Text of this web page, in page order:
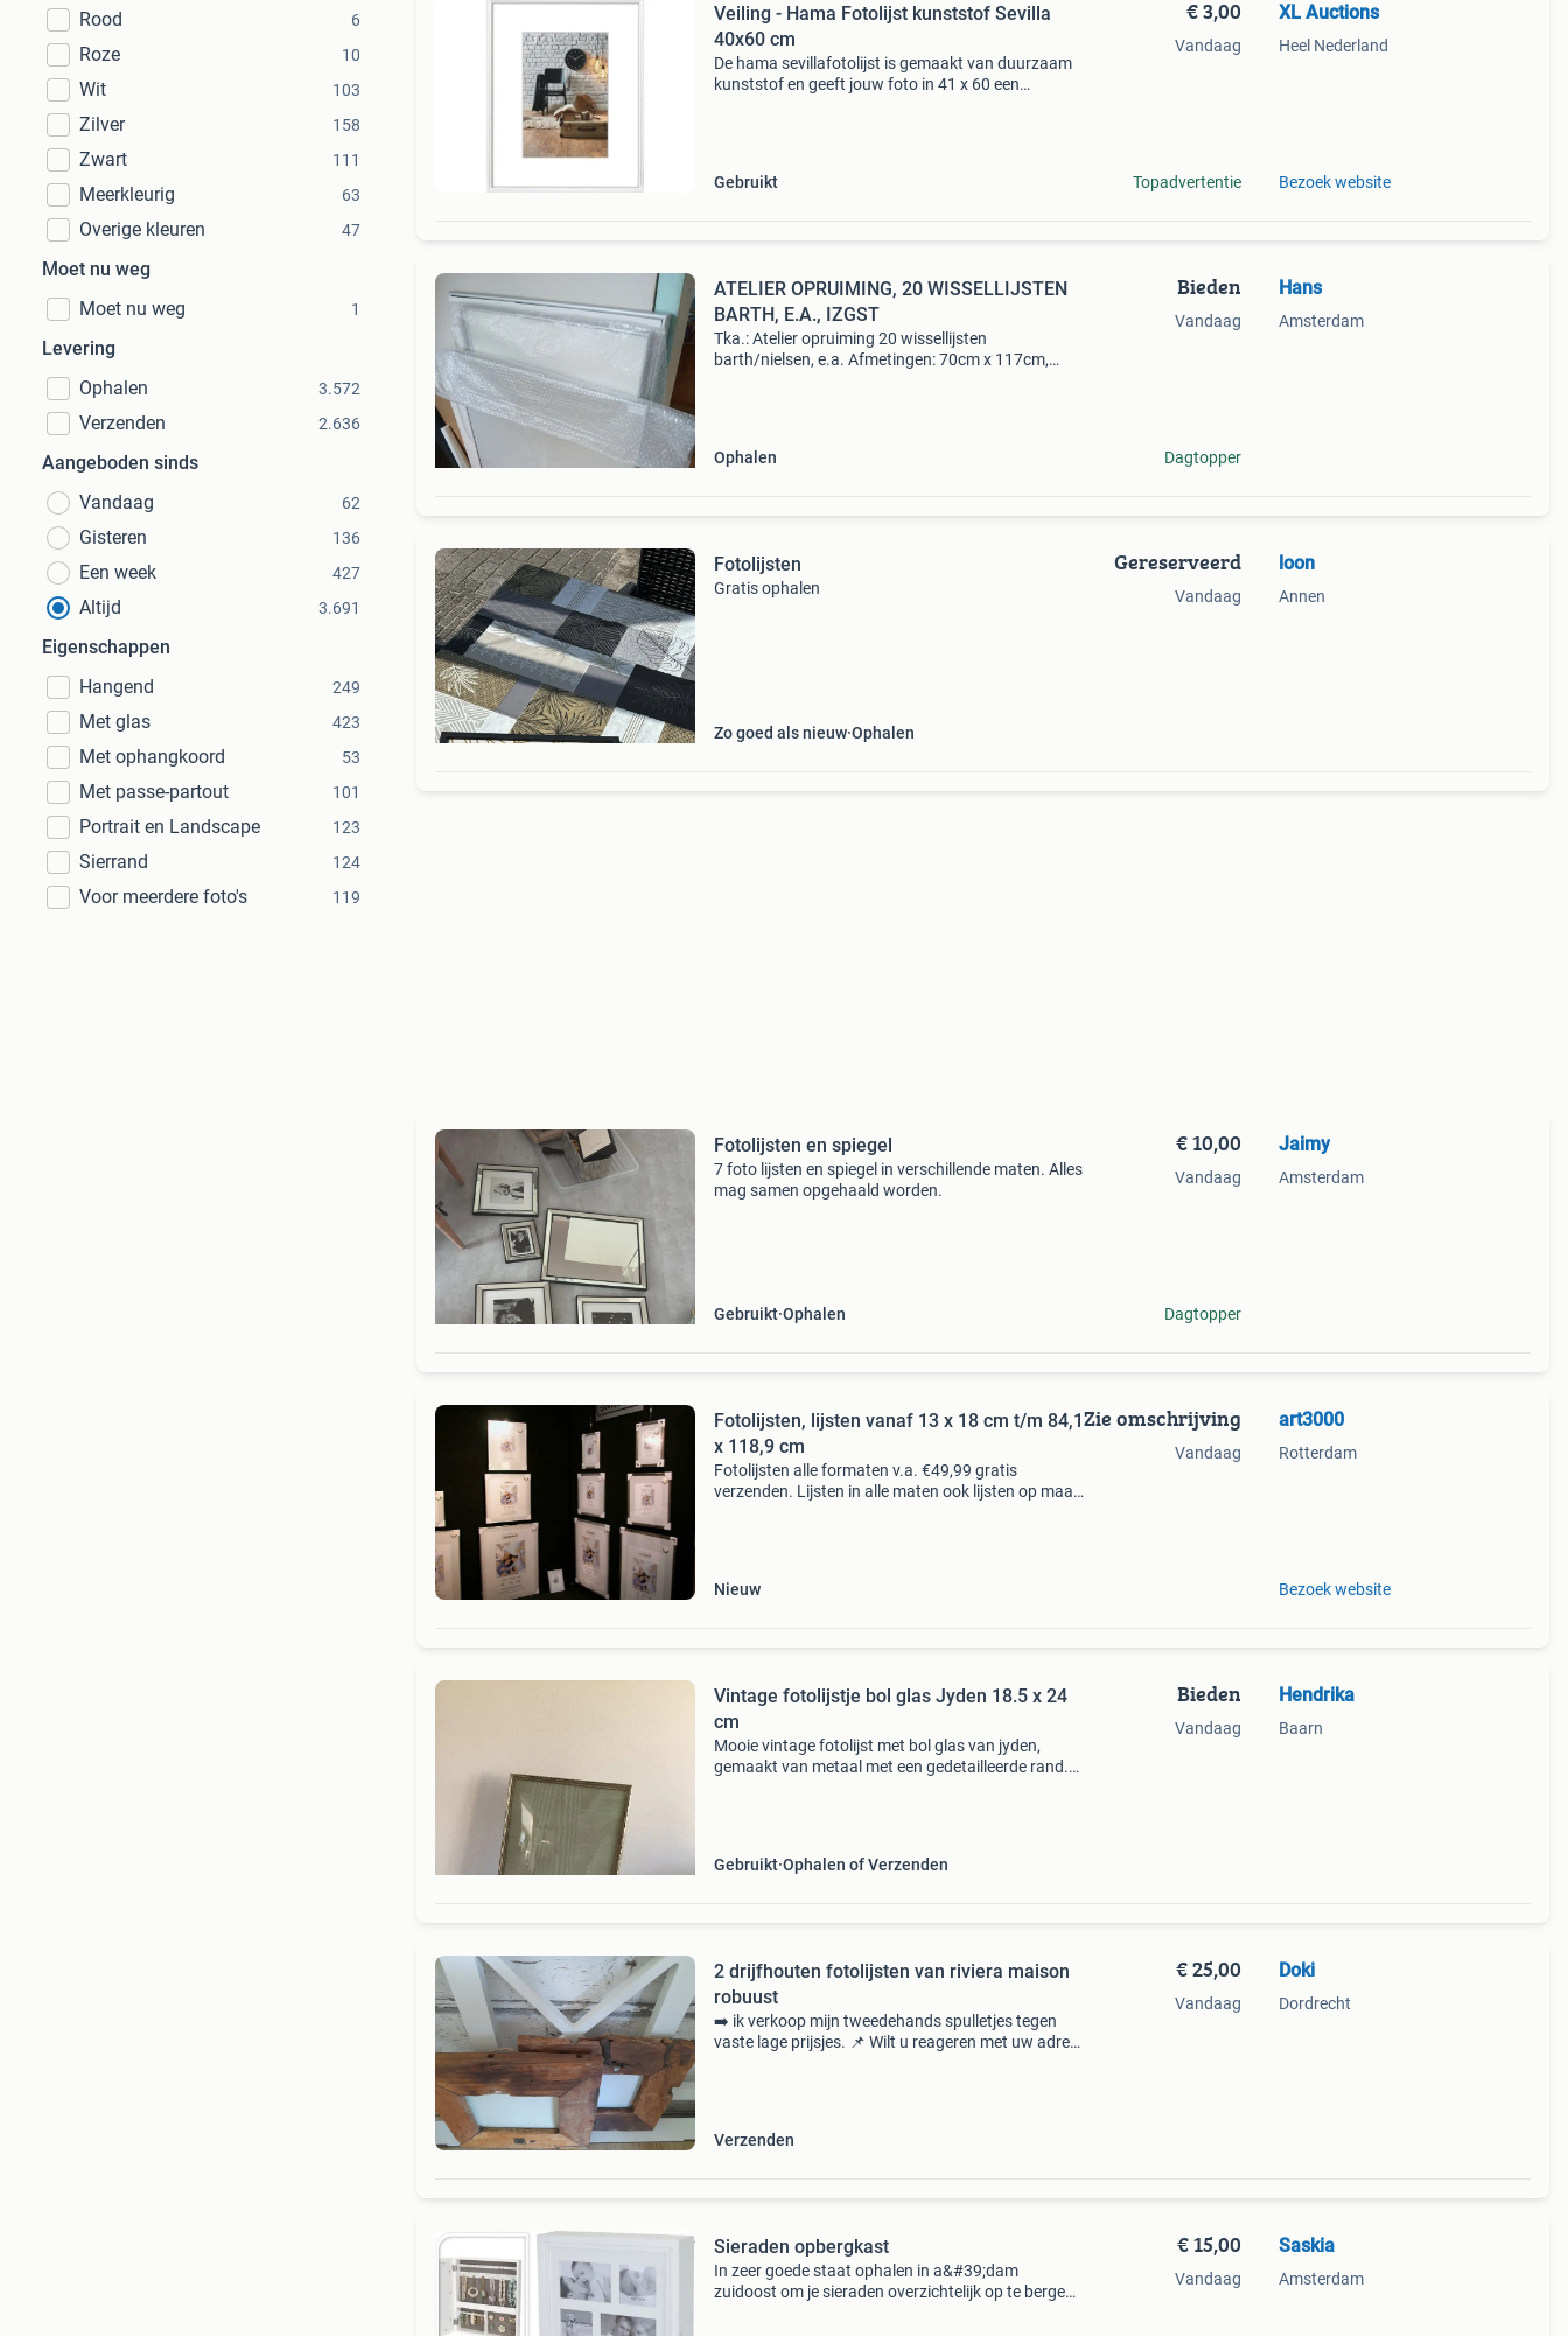
Rood 6
Roze 10
Wit 103
Zilver 158
Zwart 111
Meerkleurig 63
Overige kleuren 47
Moet nu weg
Moet nu weg
1
Levering
Ophalen
3.572
Verzenden 2.636
Aangeboden sinds
Vandaag
62
Gisteren 136
Een week 427
Altijd 3.691
Eigenschappen
Hangend
249
Met glas 423
Met ophangkoord 53
Met passe-partout 101
Portrait en Landscape 123
Sierrand 124
Voor meerdere foto's 119
Veiling - Hama Fotolijst kunststof Sevilla
40x60 cm
De hama sevillafotolijst is gemaakt van duurzaam
kunststof en geeft jouw foto in 41 x 60 een
Gebruikt
€ 3,00
Vandaag
Topadvertentie
XL Auctions
Heel Nederland
Bezoek website
ATELIER OPRUIMING, 20 WISSELLIJSTEN
BARTH, E.A., IZGST
Tka.: Atelier opruiming 20 wissellijsten
barth/nielsen, e.a. Afmetingen: 70cm x 117cm,
Ophalen
Bieden
Vandaag
Dagtopper
Hans
Amsterdam
Fotolijsten
Gratis ophalen
Zo goed als nieuw Ophalen
Gereserveerd
Vandaag
loon
Annen
Fotolijsten en spiegel
7 foto lijsten en spiegel in verschillende maten. Alles
mag samen opgehaald worden.
Gebruikt Ophalen
€ 10,00
Vandaag
Dagtopper
Jaimy
Amsterdam
Fotolijsten, lijsten vanaf 13 x 18 cm t/m 84,1
x 118,9 cm
Fotolijsten alle formaten v.a. €49,99 gratis
verzenden. Lijsten in alle maten ook lijsten op maat
Nieuw
Zie omschrijving
Vandaag
art3000
Rotterdam
Bezoek website
Vintage fotolijstje bol glas Jyden 18.5 x 24
cm
Mooie vintage fotolijst met bol glas van jyden,
gemaakt van metaal met een gedetailleerde rand.
Gebruikt Ophalen of Verzenden
Bieden
Vandaag
Hendrika
Baarn
2 drijfhouten fotolijsten van riviera maison
robuust
➡️ ik verkoop mijn tweedehands spulletjes tegen
vaste lage prijsjes. 📌 Wilt u reageren met uw adres
Verzenden
€ 25,00
Vandaag
Doki
Dordrecht
Sieraden opbergkast
In zeer goede staat ophalen in a&#39;dam
zuidoost om je sieraden overzichtelijk op te bergen,
€ 15,00
Vandaag
Saskia
Amsterdam